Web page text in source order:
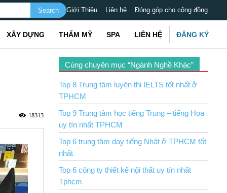
Giới Thiệu Liên hệ Đóng góp cho cộng đồng
XÂY DỰNG THẨM MỸ SPA LIÊN HỆ ĐĂNG KÝ
18313
Cùng chuyên mục “Ngành Nghề Khác”
Top 8 Trung tâm luyện thi IELTS tốt nhất ở
TPHCM
Top 9 Trung tâm học tiếng Trung – tiếng Hoa
uy tín nhất TPHCM
Top 6 trung tâm dạy tiếng Nhật ở TPHCM tốt
nhất
Top 6 công ty thiết kế nội thất uy tín nhất
Tphcm